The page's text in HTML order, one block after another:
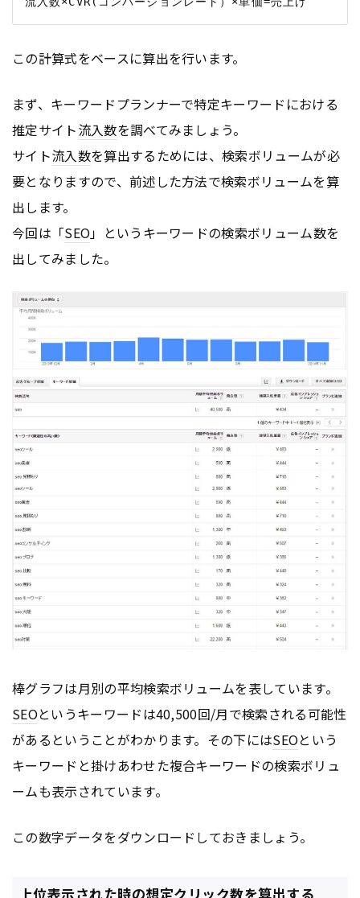
この計算式をベースに算出を行います。
まず、キーワードプランナーで特定キーワードにおける
推定サイト流入数を調べてみましょう。
サイト流入数を算出するためには、検索ボリュームが必
要となりますので、前述した方法で検索ボリュームを算
出します。
今回は「SEO」というキーワードの検索ボリューム数を
出してみました。
棒グラフは月別の平均検索ボリュームを表しています。
SEOというキーワードは40,500回/月で検索される可能性
があるということがわかります。その下にはSEOという
キーワードと掛けあわせた複合キーワードの検索ボリュ
ームも表示されています。
この数字データをダウンロードしておきましょう。
上位表示された時の想定クリック数を算出する